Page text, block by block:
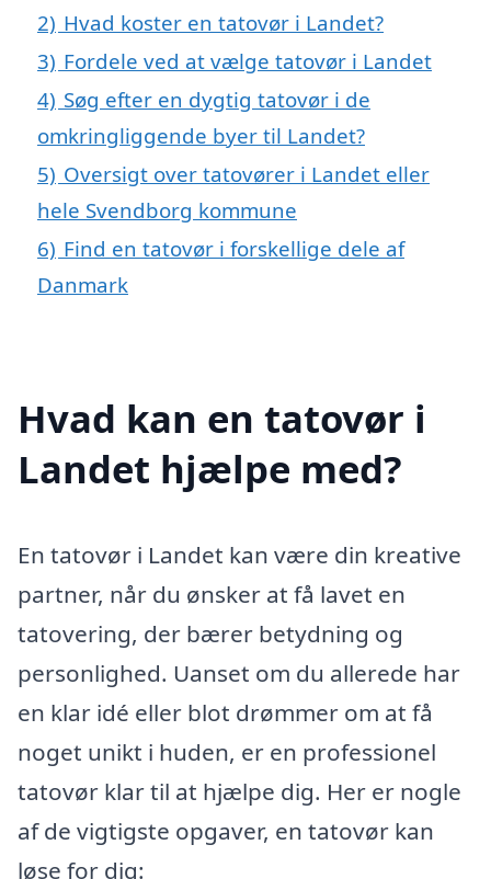
2) Hvad koster en tatovør i Landet?
3) Fordele ved at vælge tatovør i Landet
4) Søg efter en dygtig tatovør i de
omkringliggende byer til Landet?
5) Oversigt over tatovører i Landet eller
hele Svendborg kommune
6) Find en tatovør i forskellige dele af
Danmark
Hvad kan en tatovør i
Landet hjælpe med?
En tatovør i Landet kan være din kreative
partner, når du ønsker at få lavet en
tatovering, der bærer betydning og
personlighed. Uanset om du allerede har
en klar idé eller blot drømmer om at få
noget unikt i huden, er en professionel
tatovør klar til at hjælpe dig. Her er nogle
af de vigtigste opgaver, en tatovør kan
løse for dig: